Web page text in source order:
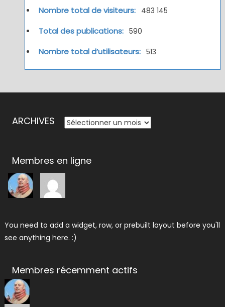
Nombre total de visiteurs: 483 145
Total des publications: 590
Nombre total d’utilisateurs: 513
ARCHIVES ARCHIVES
Membres en ligne
You need to add a widget, row, or prebuilt layout before you'll
see anything here. :)
Membres récemment actifs